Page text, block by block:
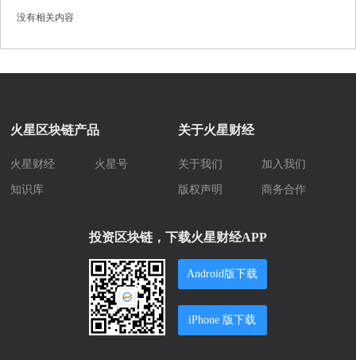
没有相关内容
火星区块链产品
火星财经 火星号
知识库
关于火星财经
关于我们 加入我们
版权声明 商务合作
投资区块链，下载火星财经APP
Android版下载
iPhone 版下载